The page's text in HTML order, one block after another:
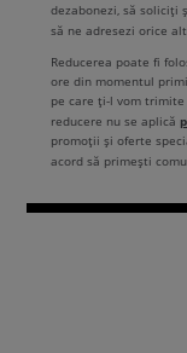
dezabonezi, să soliciți
să ne adresezi orice
Reducerea poate fi
ore din momentul
pe care ți-l vom trimite
reducere nu se aplică
promoții și oferte
acord să primești